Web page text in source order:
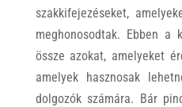
szakkifejezéseket,
meghonosodtak. Ebben a
össze azokat, amelyeket
amelyek hasznosak
dolgozók számára. Bár